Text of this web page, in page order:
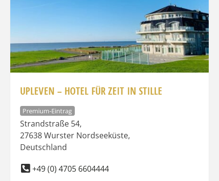
UPLEVEN – HOTEL FÜR ZEIT IN STILLE
Premium-Eintrag
Strandstraße 54,
27638Wurster Nordseeküste,
Deutschland
+49 (0) 4705 6604444